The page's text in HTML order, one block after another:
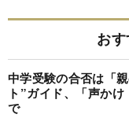
お
中学受験の合否は「
ト”ガイド、「声か
で